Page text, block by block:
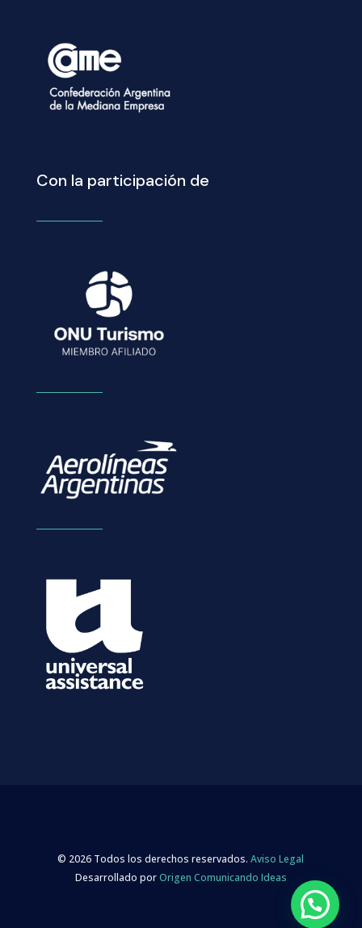
Con la participación de
© 2026 Todos los derechos reservados.Aviso Legal
Desarrollado porOrigen Comunicando Ideas